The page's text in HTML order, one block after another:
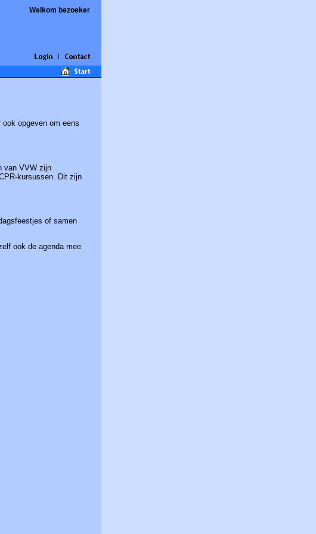
Welkom bezoeker
opgeven om eens
van VVW zijn
kursussen. Dit zijn
of samen
ook de agenda mee